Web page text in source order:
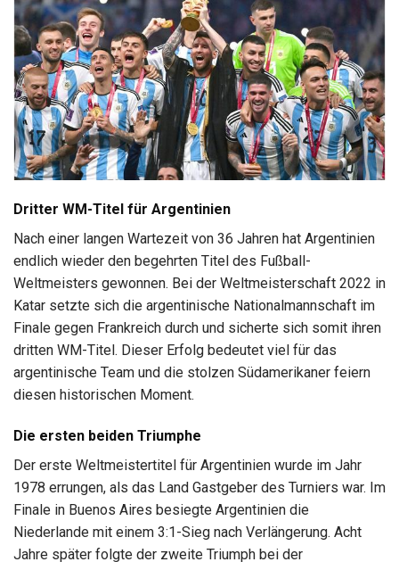
Dritter WM-Titel für Argentinien
Nach einer langen Wartezeit von 36 Jahren hat Argentinien
endlich wieder den begehrten Titel des Fußball-
Weltmeisters gewonnen. Bei der Weltmeisterschaft 2022 in
Katar setzte sich die argentinische Nationalmannschaft im
Finale gegen Frankreich durch und sicherte sich somit ihren
dritten WM-Titel. Dieser Erfolg bedeutet viel für das
argentinische Team und die stolzen Südamerikaner feiern
diesen historischen Moment.
Die ersten beiden Triumphe
Der erste Weltmeistertitel für Argentinien wurde im Jahr
1978 errungen, als das Land Gastgeber des Turniers war. Im
Finale in Buenos Aires besiegte Argentinien die
Niederlande mit einem 3:1-Sieg nach Verlängerung. Acht
Jahre später folgte der zweite Triumph bei der